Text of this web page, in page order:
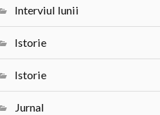
Interviul lunii
Istorie
Istorie
Jurnal